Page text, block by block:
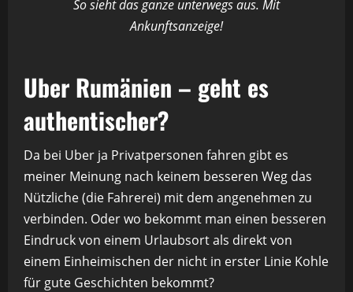
So sieht das ganze unterwegs aus. Mit
Ankunftsanzeige!
Uber Rumänien – geht es
authentischer?
Da bei Uber ja Privatpersonen fahren gibt es
meiner Meinung nach keinem besseren Weg das
Nützliche (die Fahrerei) mit dem angenehmen zu
verbinden. Oder wo bekommt man einen besseren
Eindruck von einem Urlaubsort als direkt von
einem Einheimischen der nicht in erster Linie Kohle
für gute Geschichten bekommt?